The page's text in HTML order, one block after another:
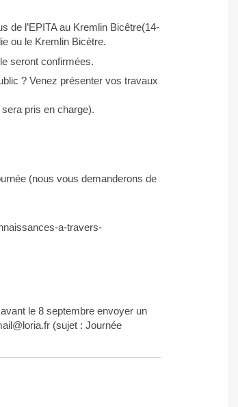
de l’EPITA au Kremlin Bicêtre(14-
ou le Kremlin Bicètre.
seront confirmées.
? Venez présenter vos travaux
pris en charge).
(nous vous demanderons de
a-travers-
le 8 septembre envoyer un
(sujet : Journée